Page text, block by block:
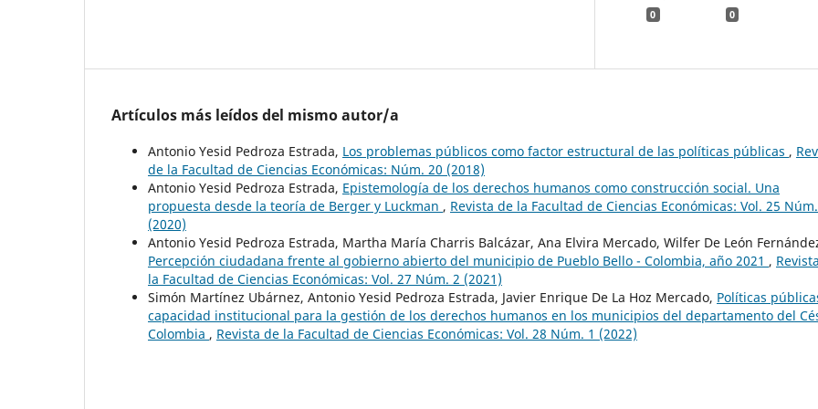
0 0
Artículos más leídos del mismo autor/a
Antonio Yesid Pedroza Estrada, Los problemas públicos como factor estructural de las políticas públicas ,
de la Facultad de Ciencias Económicas: Núm. 20 (2018)
Antonio Yesid Pedroza Estrada, Epistemología de los derechos humanos como construcción social. Una
propuesta desde la teoría de Berger y Luckman , Revista de la Facultad de Ciencias Económicas: Vol. 25
(2020)
Antonio Yesid Pedroza Estrada, Martha María Charris Balcázar, Ana Elvira Mercado, Wilfer De León
Percepción ciudadana frente al gobierno abierto del municipio de Pueblo Bello - Colombia, año 2021 ,
la Facultad de Ciencias Económicas: Vol. 27 Núm. 2 (2021)
Simón Martínez Ubárnez, Antonio Yesid Pedroza Estrada, Javier Enrique De La Hoz Mercado, Políticas
capacidad institucional para la gestión de los derechos humanos en los municipios del departamento del
Colombia , Revista de la Facultad de Ciencias Económicas: Vol. 28 Núm. 1 (2022)